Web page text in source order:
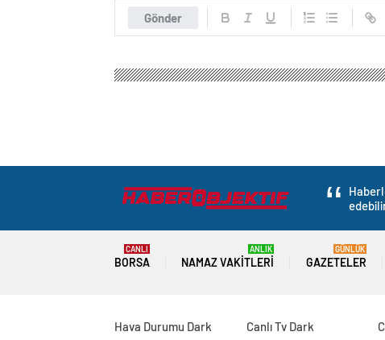
Gönder
BORSA
CANLI
NAMAZ VAKITLERI
ANLIK
GAZETELER
GÜNLÜK
Hava Durumu Dark Canlı Tv Dark